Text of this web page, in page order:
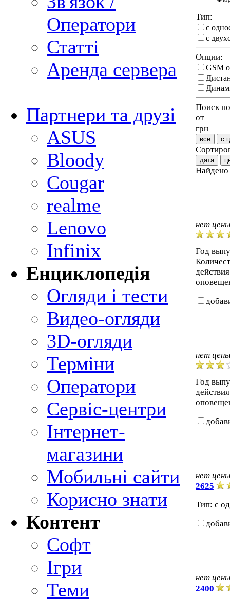
Оператори
Статті
Аренда сервера
Партнери та друзі
ASUS
Bloody
Cougar
realme
Lenovo
Infinix
Енциклопедія
Огляди і тести
Видео-огляди
3D-огляди
Терміни
Оператори
Сервіс-центри
Інтернет-
магазини
Мобильні сайти
Корисно знати
Контент
Софт
Ігри
Теми
Тип:
с
с
Опции:
GSM
Поиск
от
грн
все с
дата
Найдено
нет
Год
нет
Год
нет
2625
Тип: с
нет
2400